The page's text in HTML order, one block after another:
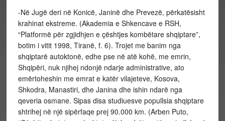
-Në Jugë deri në Konicë, Janinë dhe Prevezë, përkatësisht
krahinat ekstreme. (Akademia e Shkencave e RSH,
“Platformë për zgjidhjen e çështjes kombëtare shqiptare”,
botim i vitit 1998, Tiranë, f. 6). Trojet me banim nga
shqiptarë autoktonë, edhe pse në atë kohë, me emrin,
Shqipëri, nuk njihej ndonjë ndarje administrative, ato
emërtoheshin me emrat e katër vilajeteve, Kosova,
Shkodra, Manastiri, dhe Janina dhe ishin ndarë nga
qeveria osmane. Sipas disa studiuesve popullsia shqiptare
shtrihej në një sipërfaqe prej 90.000 km. (Arben Puto,